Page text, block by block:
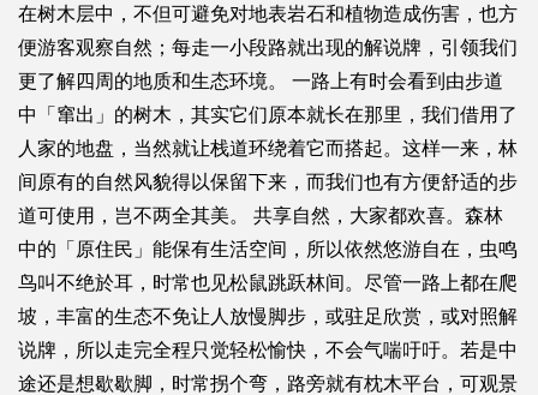
在树木层中，不但可避免对地表岩石和植物造成伤害，也方
便游客观察自然；每走一小段路就出现的解说牌，引领我们
更了解四周的地质和生态环境。 一路上有时会看到由步道
中「窜出」的树木，其实它们原本就长在那里，我们借用了
人家的地盘，当然就让栈道环绕着它而搭起。这样一来，林
间原有的自然风貌得以保留下来，而我们也有方便舒适的步
道可使用，岂不两全其美。 共享自然，大家都欢喜。森林
中的「原住民」能保有生活空间，所以依然悠游自在，虫鸣
鸟叫不绝於耳，时常也见松鼠跳跃林间。尽管一路上都在爬
坡，丰富的生态不免让人放慢脚步，或驻足欣赏，或对照解
说牌，所以走完全程只觉轻松愉快，不会气喘吁吁。若是中
途还是想歇歇脚，时常拐个弯，路旁就有枕木平台，可观景